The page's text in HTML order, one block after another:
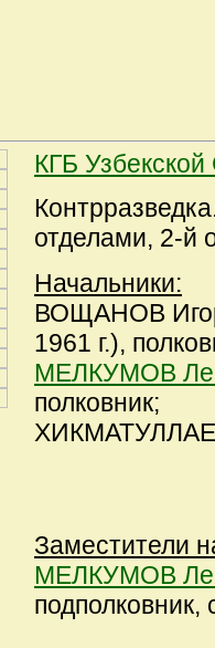
КГБ
отделами, 2-й
Начальники:
ВОЩАНОВ
1961 г.),
МЕЛКУМОВ
полковник;
Заместители
МЕЛКУМОВ
подполковник,